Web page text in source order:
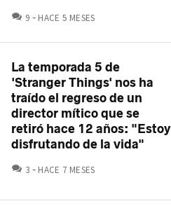
9 COMENTARIOS
HACE 5 MESES
La temporada 5 de
'Stranger Things' nos ha
traído el regreso de un
director mítico que se
retiró hace 12 años: "Estoy
disfrutando de la vida"
3 COMENTARIOS
HACE 7 MESES